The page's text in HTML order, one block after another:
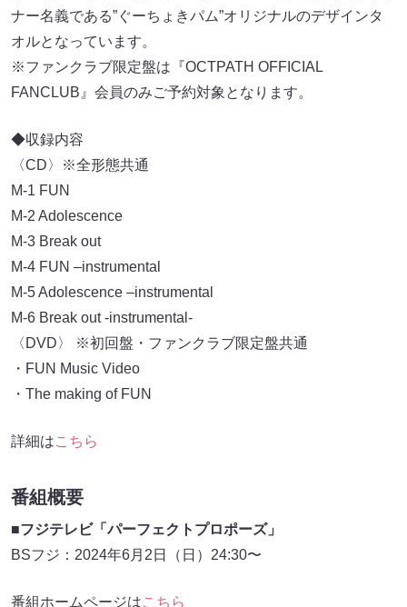
ナー名義である”ぐーちょきパム”オリジナルのデザインタ
オルとなっています。
※ファンクラブ限定盤は『OCTPATH OFFICIAL
FANCLUB』会員のみご予約対象となります。
◆収録内容
〈CD〉※全形態共通
M-1 FUN
M-2 Adolescence
M-3 Break out
M-4 FUN –instrumental
M-5 Adolescence –instrumental
M-6 Break out -instrumental-
〈DVD〉 ※初回盤・ファンクラブ限定盤共通
・FUN Music Video
・The making of FUN
詳細はこちら
番組概要
■フジテレビ「パーフェクトプロポーズ」
BSフジ：2024年6月2日（日）24:30〜
番組ホームページはこちら